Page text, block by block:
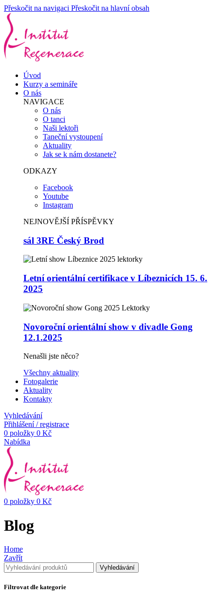
Přeskočit na navigaci Přeskočit na hlavní obsah
Úvod
Kurzy a semináře
O nás
NAVIGACE
O nás
O tanci
Naši lektoři
Taneční vystoupení
Aktuality
Jak se k nám dostanete?
ODKAZY
Facebook
Youtube
Instagram
NEJNOVĚJŠÍ PŘÍSPĚVKY
sál 3RE Český Brod
Letní orientální certifikace v Líbeznicích 15. 6.
2025
Novoroční orientální show v divadle Gong
12.1.2025
Nenašli jste něco?
Všechny aktuality
Fotogalerie
Aktuality
Kontakty
Vyhledávání
Přihlášení / registrace
0 položky 0 Kč
Nabídka
0 položky 0 Kč
Blog
Home
Zavřít
Vyhledávání
Filtrovat dle kategorie